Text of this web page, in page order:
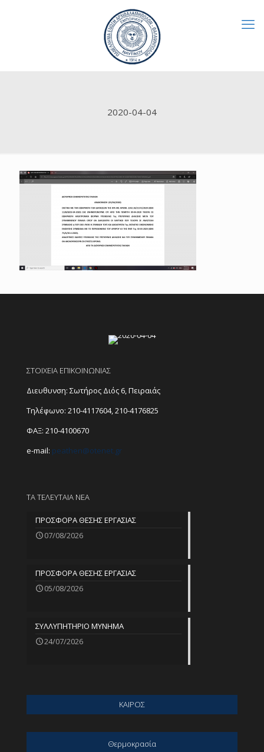
2020-04-04
ΣΤΟΙΧΕΙΑ ΕΠΙΚΟΙΝΩΝΙΑΣ
Διευθυνση: Σωτήρος Διός 6, Πειραιάς
Τηλέφωνο: 210-4117604,210-4176825
ΦΑΞ: 210-4100670
e-mail: peathen@otenet.gr
ΤΑ ΤΕΛΕΥΤΑΙΑ ΝΕΑ
ΠΡΟΣΦΟΡΑ ΘΕΣΗΣ ΕΡΓΑΣΙΑΣ
07/08/2026
ΠΡΟΣΦΟΡΑ ΘΕΣΗΣ ΕΡΓΑΣΙΑΣ
05/08/2026
ΣΥΛΛΥΠΗΤΗΡΙΟ ΜΥΝΗΜΑ
24/07/2026
ΚΑΙΡΟΣ
Θερμοκρασία